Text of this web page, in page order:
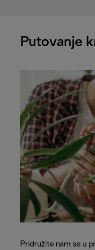
Putovanje
Pridružite nam se u